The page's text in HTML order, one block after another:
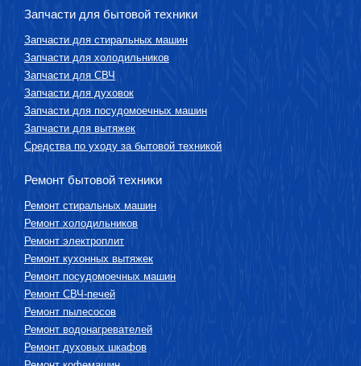
Запчасти для бытовой техники
Запчасти для стиральных машин
Запчасти для холодильников
Запчасти для СВЧ
Запчасти для духовок
Запчасти для посудомоечных машин
Запчасти для вытяжек
Средства по уходу за бытовой техникой
Ремонт бытовой техники
Ремонт стиральных машин
Ремонт холодильников
Ремонт электроплит
Ремонт кухонных вытяжек
Ремонт посудомоечных машин
Ремонт СВЧ-печей
Ремонт пылесосов
Ремонт водонагревателей
Ремонт духовых шкафов